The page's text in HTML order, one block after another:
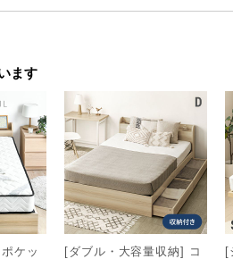
い収納付きセ
ます
ケッ
[ダブル・大容量収納] コ
[